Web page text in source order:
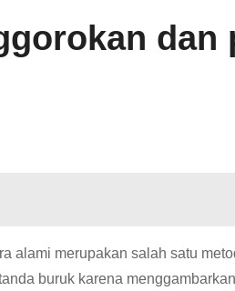
dan
alami merupakan salah satu
buruk karena